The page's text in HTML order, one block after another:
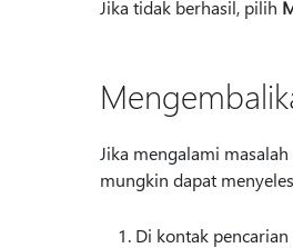
Jika tidak berhasil, pilih
Jika mengalami
mungkin dapat
Di kontak